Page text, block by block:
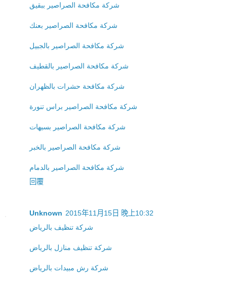
شركة مكافحة الصراصير ببقيق
شركة مكافحة الصراصير بعنك
شركة مكافحة الصراصير بالجبيل
شركة مكافحة الصراصير بالقطيف
شركة مكافحة حشرات بالظهران
شركة مكافحة الصراصير براس تنورة
شركة مكافحة الصراصير بسيهات
شركة مكافحة الصراصير بالخبر
شركة مكافحة الصراصير بالدمام
回覆
Unknown 2015年11月15日 晚上10:32
شركة تنظيف بالرياض
شركة تنظيف منازل بالرياض
شركة رش مبيدات بالرياض